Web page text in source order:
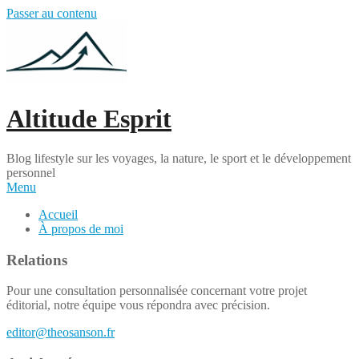
Passer au contenu
Altitude Esprit
Blog lifestyle sur les voyages, la nature, le sport et le développement
personnel
Menu
Accueil
À propos de moi
Relations
Pour une consultation personnalisée concernant votre projet
éditorial, notre équipe vous répondra avec précision.
editor@theosanson.fr